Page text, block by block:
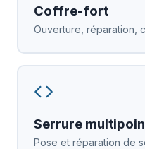
Coffre-fort
Ouverture, réparation,
Serrure
Pose et réparation de